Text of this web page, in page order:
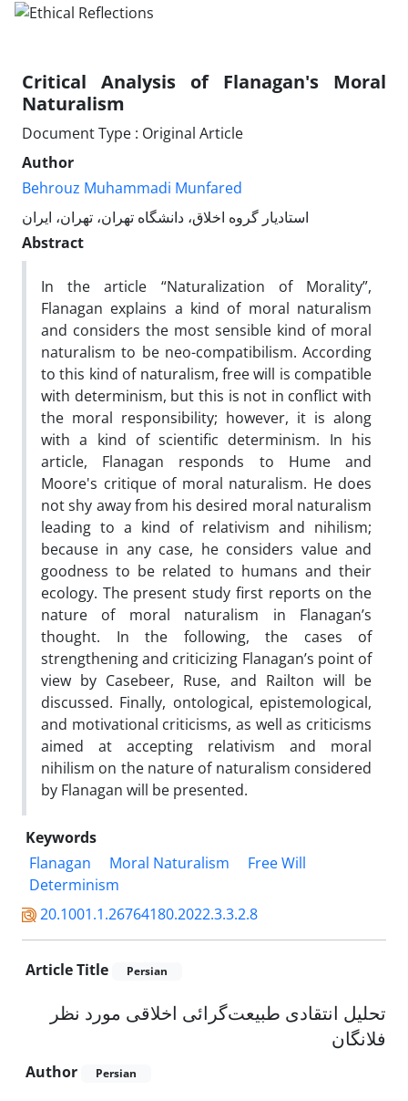
Critical Analysis of Flanagan's Moral
Naturalism
Document Type : Original Article
Author
Behrouz Muhammadi Munfared
استادیار گروه اخلاق، دانشگاه تهران، تهران، ایران
Abstract
In the article “Naturalization of Morality”,
Flanagan explains a kind of moral naturalism
and considers the most sensible kind of moral
naturalism to be neo-compatibilism. According
to this kind of naturalism, free will is compatible
with determinism, but this is not in conflict with
the moral responsibility; however, it is along
with a kind of scientific determinism. In his
article, Flanagan responds to Hume and
Moore's critique of moral naturalism. He does
not shy away from his desired moral naturalism
leading to a kind of relativism and nihilism;
because in any case, he considers value and
goodness to be related to humans and their
ecology. The present study first reports on the
nature of moral naturalism in Flanagan’s
thought. In the following, the cases of
strengthening and criticizing Flanagan’s point of
view by Casebeer, Ruse, and Railton will be
discussed. Finally, ontological, epistemological,
and motivational criticisms, as well as criticisms
aimed at accepting relativism and moral
nihilism on the nature of naturalism considered
by Flanagan will be presented.
Keywords
Flanagan
Moral Naturalism
Free Will
Determinism
20.1001.1.26764180.2022.3.3.2.8
Article Title Persian
تحلیل انتقادی طبیعت‌گرائی اخلاقی مورد نظر
فلانگان
Author Persian